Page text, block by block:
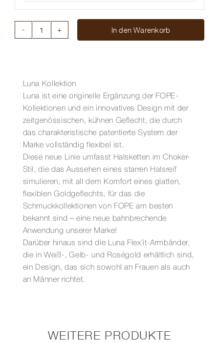
In den Warenkorb
Luna Kollektion
Luna ist eine originelle Ergänzung der FOPE-
Kollektionen und ein innovatives Design mit der
zeitgenössischen, kühnen Geflecht, die durch
das charakteristische patentierte System der
Marke vollständig flexibel ist.
Diese neue Linie umfasst Halsketten im Choker-
Stil, die das Aussehen eines starren Halsreif
simulieren, mit all dem Komfort eines glatten,
flexiblen Goldgeflechts, für das die
Schmuckkollektionen von FOPE am besten
bekannt sind – eine neue bahnbrechende
Anwendung unserer Marke!
Darüber hinaus sind die Luna Flex’it-Armbänder,
die in Weiß-, Gelb- und Roségold erhältlich sind,
ein Design, das sich sowohl an Frauen als auch
an Männer richtet.
WEITERE PRODUKTE